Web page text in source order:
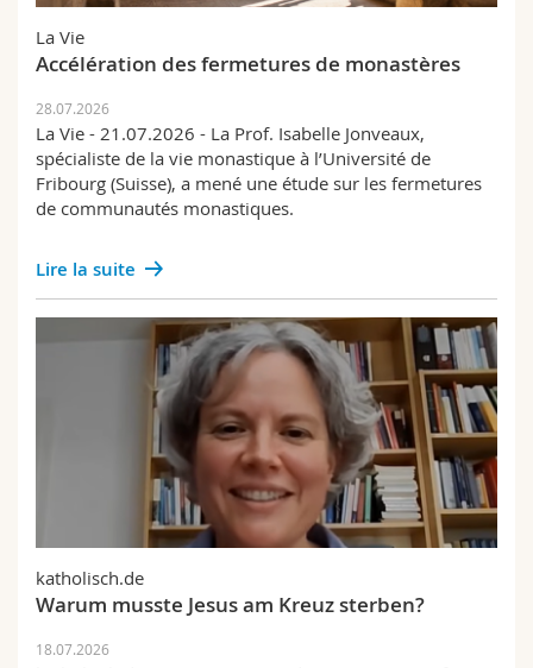
MyUnifr
La Vie
Accélération des fermetures de monastères
28.07.2026
La Vie - 21.07.2026 - La Prof. Isabelle Jonveaux,
spécialiste de la vie monastique à l’Université de
Fribourg (Suisse), a mené une étude sur les fermetures
de communautés monastiques.
Lire la suite
katholisch.de
Warum musste Jesus am Kreuz sterben?
18.07.2026